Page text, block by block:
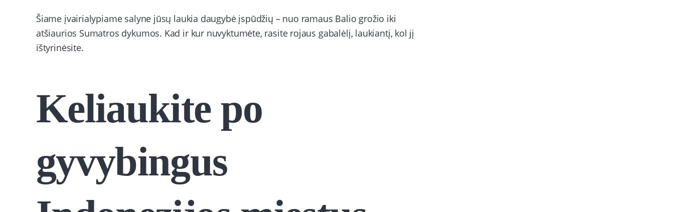
Šiame įvairialypiame salyne jūsų laukia daugybė įspūdžių – nuo ramaus Balio grožio iki
atšiaurios Sumatros dykumos. Kad ir kur nuvyktumėte, rasite rojaus gabalėlį, laukiantį, kol jį
ištyrinėsite.
Keliaukite po
gyvybingus